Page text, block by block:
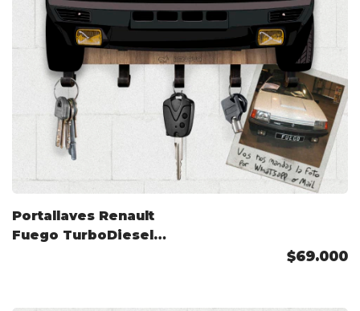
Portallaves Renault
Fuego TurboDiesel
$69.000